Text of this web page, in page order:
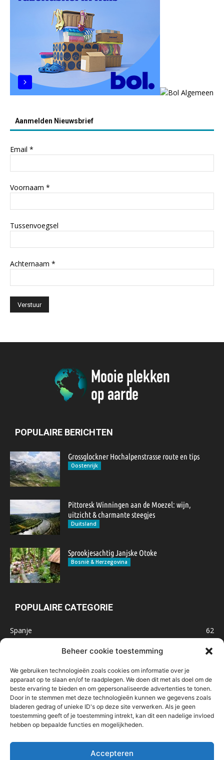
Beheer cookie toestemming
We gebruiken technologieën zoals cookies om informatie over je
apparaat op te slaan en/of te raadplegen. We doen dit met als doel om de
beste ervaring te bieden en om gepersonaliseerde advertenties te tonen.
Door in te stemmen met deze technologieën kunnen we gegevens zoals
bladeren gedrag of unieke ID's op deze site verwerken. Als je geen
toestemming geeft of je toestemming intrekt, kan dit een nadelige invloed
hebben op bepaalde functies en mogelijkheden.
Accepteren
Aanmelden Nieuwsbrief
Email *
Voornaam *
Tussenvoegsel
Achternaam *
POPULAIRE BERICHTEN
Grossglockner Hochalpenstrasse route en tips
Oostenrijk
Pittoresk Winningen aan de Moezel: wijn,
uitzicht & charmante steegjes
Duitsland
Sprookjesachtig Janjske Otoke
Bosnië & Herzegovina
POPULAIRE CATEGORIE
Spanje
62
47
Marokko
32
IJsland
32
Malta
Roemenië
29